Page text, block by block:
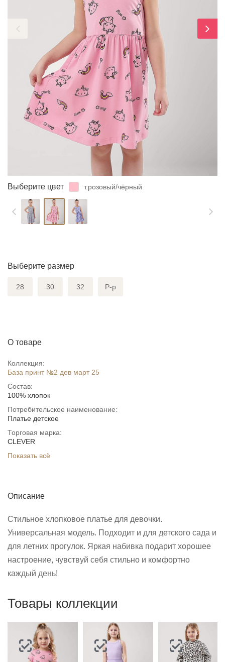
Выберите цвет т.розовый/чёрный
Выберите размер
28 30 32 Р-р
О товаре
Коллекция:
База принт №2 дев март 25
Состав:
100% хлопок
Потребительское наименование:
Платье детское
Торговая марка:
CLEVER
Показать всё
Описание
Стильное хлопковое платье для девочки.
Универсальная модель. Подходит и для детского сада и
для летних прогулок. Яркая набивка подарит хорошее
настроение, чувствуй себя стильно и комфортно
каждый день!
Товары коллекции